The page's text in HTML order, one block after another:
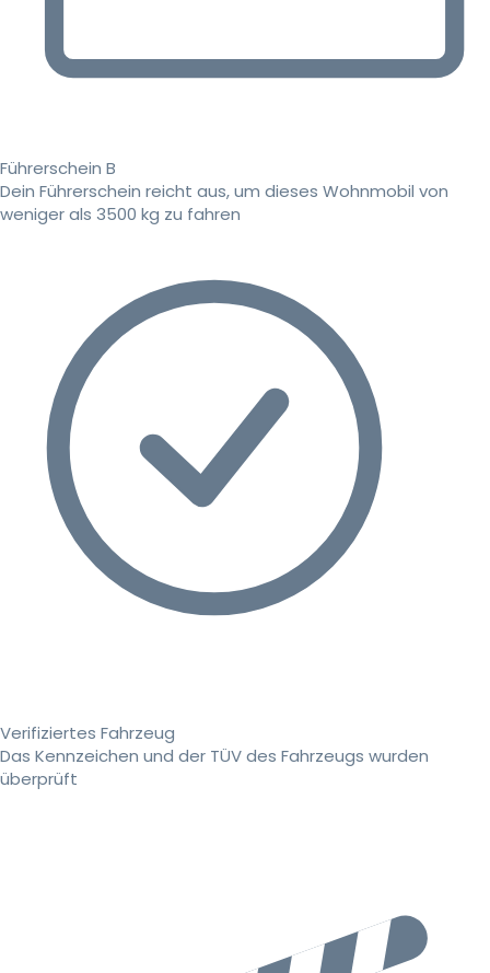
Führerschein B
Dein Führerschein reicht aus, um dieses Wohnmobil von
weniger als 3500 kg zu fahren
Verifiziertes Fahrzeug
Das Kennzeichen und der TÜV des Fahrzeugs wurden
überprüft